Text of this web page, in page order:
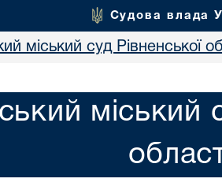
Судова влада
міський суд Рівненської
міський